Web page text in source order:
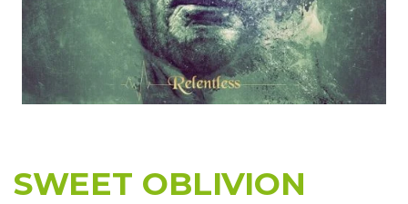
SWEET OBLIVION